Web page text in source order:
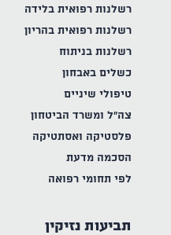
רשלנות רפואית בלידה
רשלנות רפואית בהריון
רשלנות בניתוח
כשלים באבחון
טיפולי שיניים
צה"ל ומשרד הביטחון
פלסטיקה ואסתטיקה
הסכמה מדעת
לפי תחומי רפואה
תביעות נזיקין